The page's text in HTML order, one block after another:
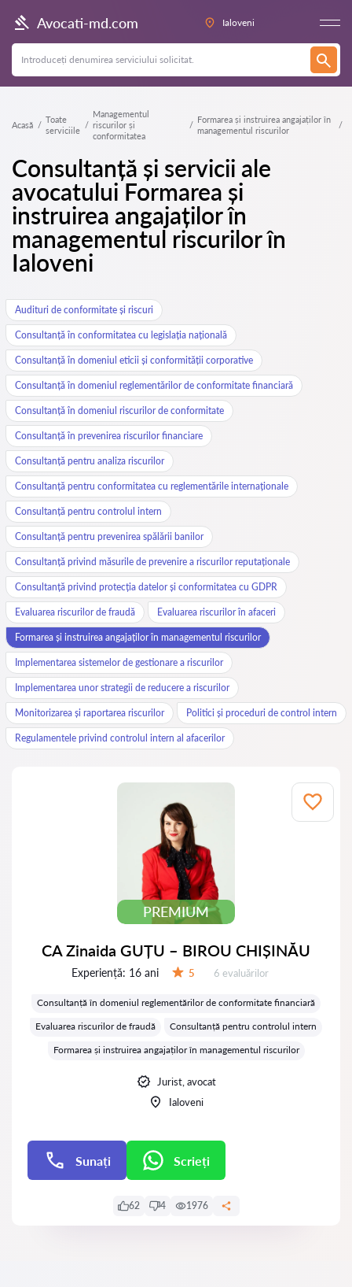
Avocati-md.com Ialoveni
Acasă
Toate
serviciile
Managementul
riscurilor și
conformitatea
Formarea și instruirea angajaților în
managementul riscurilor
Consultanță și servicii ale
avocatului Formarea și
instruirea angajaților în
managementul riscurilor în
Ialoveni
Audituri de conformitate și riscuri
Consultanță în conformitatea cu legislația națională
Consultanță în domeniul eticii și conformității corporative
Consultanță în domeniul reglementărilor de conformitate financiară
Consultanță în domeniul riscurilor de conformitate
Consultanță în prevenirea riscurilor financiare
Consultanță pentru analiza riscurilor
Consultanță pentru conformitatea cu reglementările internaționale
Consultanță pentru controlul intern
Consultanță pentru prevenirea spălării banilor
Consultanță privind măsurile de prevenire a riscurilor reputaționale
Consultanță privind protecția datelor și conformitatea cu GDPR
Evaluarea riscurilor de fraudă Evaluarea riscurilor în afaceri
Formarea și instruirea angajaților în managementul riscurilor
Implementarea sistemelor de gestionare a riscurilor
Implementarea unor strategii de reducere a riscurilor
Monitorizarea și raportarea riscurilor Politici și proceduri de control intern
Regulamentele privind controlul intern al afacerilor
PREMIUM
CA Zinaida GUȚU – BIROU CHIȘINĂU
Experiență: 16 ani 5 Evaluărilor:
6 evaluărilor
Consultanță în domeniul reglementărilor de conformitate financiară
Evaluarea riscurilor de fraudă
Consultanță pentru controlul intern
Formarea și instruirea angajaților în managementul riscurilor
Jurist, avocat
Ialoveni
Sunați Scrieți
62 4 1976